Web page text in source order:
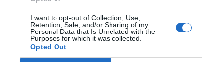
I want to opt-out of Collection, Use,
Retention, Sale, and/or Sharing of my
Personal Data that Is Unrelated with the
Purposes for which it was collected.
Opted Out
η κατάσταση της υγείας του , εξαιτίας ενός
γεγονότος (πχ εγκλωβισμένος πολλές ώρες,
χωρίς την απαραίτητη λήψη φαρμάκων, με